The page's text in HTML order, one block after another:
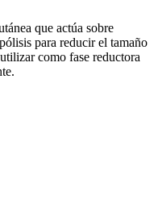
que actúa sobre
para reducir el tamaño
como fase reductora